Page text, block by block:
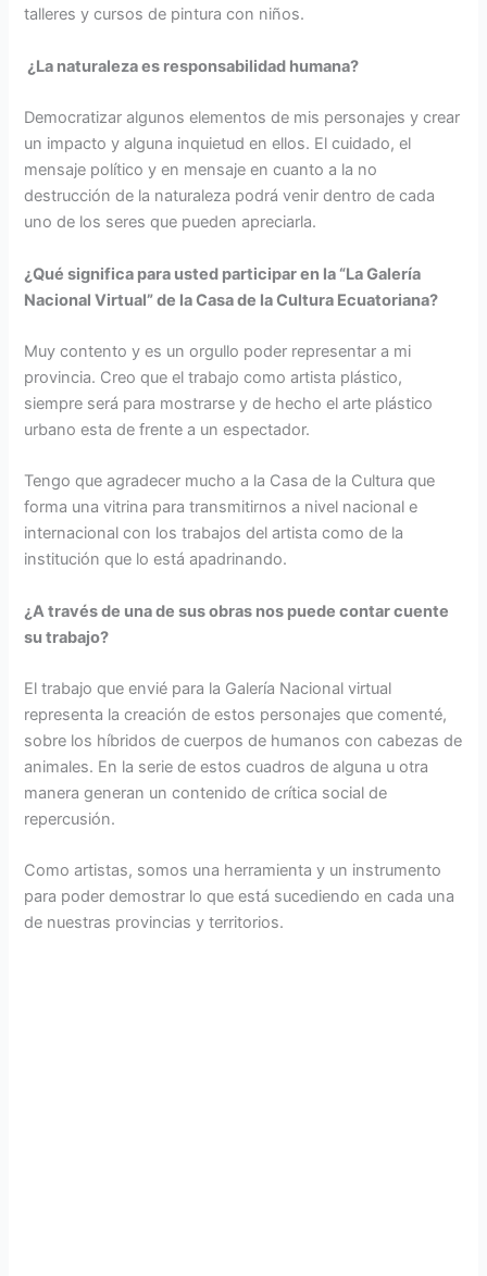
talleres y cursos de pintura con niños.
¿La naturaleza es responsabilidad humana?
Democratizar algunos elementos de mis personajes y crear
un impacto y alguna inquietud en ellos. El cuidado, el
mensaje político y en mensaje en cuanto a la no
destrucción de la naturaleza podrá venir dentro de cada
uno de los seres que pueden apreciarla.
¿Qué significa para usted participar en la “La Galería
Nacional Virtual” de la Casa de la Cultura Ecuatoriana?
Muy contento y es un orgullo poder representar a mi
provincia. Creo que el trabajo como artista plástico,
siempre será para mostrarse y de hecho el arte plástico
urbano esta de frente a un espectador.
Tengo que agradecer mucho a la Casa de la Cultura que
forma una vitrina para transmitirnos a nivel nacional e
internacional con los trabajos del artista como de la
institución que lo está apadrinando.
¿A través de una de sus obras nos puede contar cuente
su trabajo?
El trabajo que envié para la Galería Nacional virtual
representa la creación de estos personajes que comenté,
sobre los híbridos de cuerpos de humanos con cabezas de
animales. En la serie de estos cuadros de alguna u otra
manera generan un contenido de crítica social de
repercusión.
Como artistas, somos una herramienta y un instrumento
para poder demostrar lo que está sucediendo en cada una
de nuestras provincias y territorios.